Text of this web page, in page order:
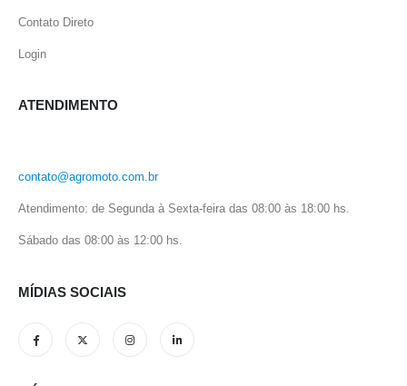
Contato Direto
Login
ATENDIMENTO
contato@agromoto.com.br
Atendimento: de Segunda à Sexta-feira das 08:00 às 18:00 hs.
Sábado das 08:00 às 12:00 hs.
MÍDIAS SOCIAIS